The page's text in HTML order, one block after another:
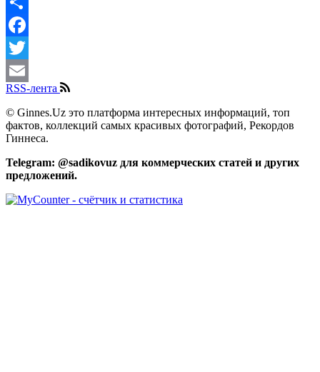
Share
Facebook
Twitter
Email
RSS-лента
© Ginnes.Uz это платформа интересных информаций, топ
фактов, коллекций самых красивых фотографий, Рекордов
Гиннеса.
Telegram: @sadikovuz для коммерческих статей и других
предложений.